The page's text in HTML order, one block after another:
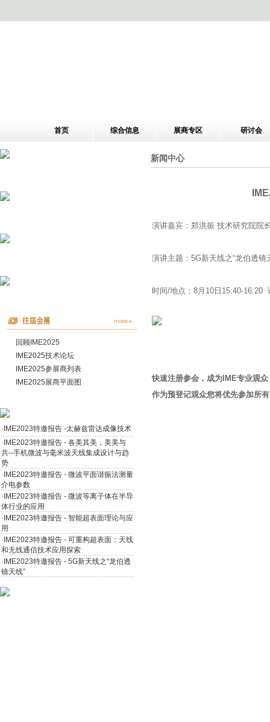
首页 综合信息 展商专区 研讨会
回顾IME2025
IME2025技术论坛
IME2025参展商列表
IME2025展商平面图
· IME2023特邀报告 -太赫兹雷达成像技术
· IME2023特邀报告 - 各美其美，美美与
共--手机微波与毫米波天线集成设计与趋
势
· IME2023特邀报告 - 微波平面谐振法测量
介电参数
· IME2023特邀报告 - 微波等离子体在半导
体行业的应用
· IME2023特邀报告 - 智能超表面理论与应
用
· IME2023特邀报告 - 可重构超表面：天线
和无线通信技术应用探索
· IME2023特邀报告 - 5G新天线之“龙伯透
镜天线”
新闻中心
演讲嘉宾：郑洪振 技术研究院院
演讲主题：5G新天线之“龙伯透镜
时间/地点：8月10日15:40-16:20
快速注册参会，成为IME专业观
作为预登记观众您将优先参加所